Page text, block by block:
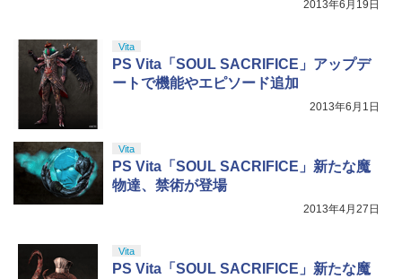
2013年6月19日
Vita
PS Vita「SOUL SACRIFICE」アップデ
ートで機能やエピソード追加
2013年6月1日
Vita
PS Vita「SOUL SACRIFICE」新たな魔
物達、禁術が登場
2013年4月27日
Vita
PS Vita「SOUL SACRIFICE」新たな魔